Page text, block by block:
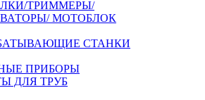
ТРИММЕРЫ/
МОТОБЛОК
СТАНКИ
ПРИБОРЫ
ДЛЯ ТРУБ